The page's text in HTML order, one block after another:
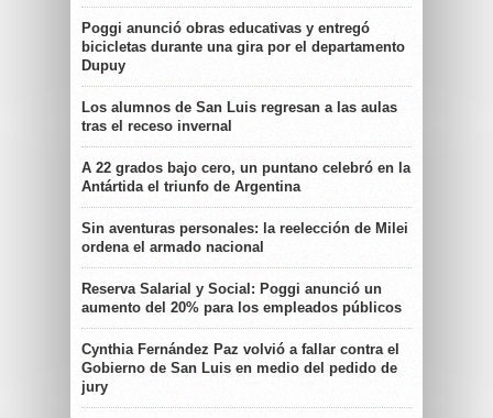
Poggi anunció obras educativas y entregó
bicicletas durante una gira por el departamento
Dupuy
Los alumnos de San Luis regresan a las aulas
tras el receso invernal
A 22 grados bajo cero, un puntano celebró en la
Antártida el triunfo de Argentina
Sin aventuras personales: la reelección de Milei
ordena el armado nacional
Reserva Salarial y Social: Poggi anunció un
aumento del 20% para los empleados públicos
Cynthia Fernández Paz volvió a fallar contra el
Gobierno de San Luis en medio del pedido de
jury